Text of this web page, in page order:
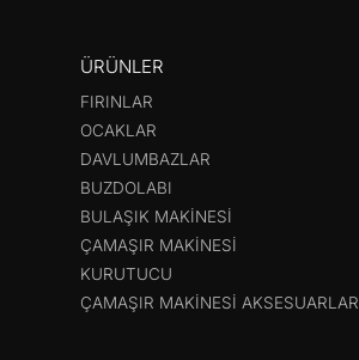
ÜRÜNLER
FIRINLAR
OCAKLAR
DAVLUMBAZLAR
BUZDOLABI
BULAŞIK MAKINESI
ÇAMAŞIR MAKINESI
KURUTUCU
ÇAMAŞIR MAKINESI AKSESUARLAR